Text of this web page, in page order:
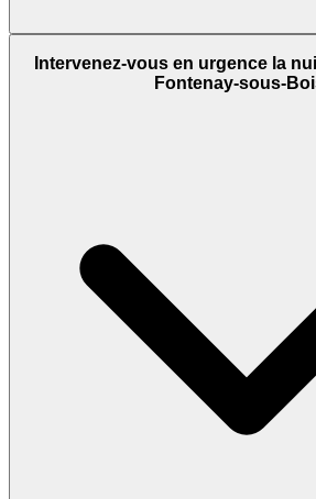
Intervenez-vous en urgence la
Fontenay-sous-